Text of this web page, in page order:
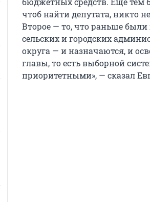
чтоб найти депутата, никто
Второе — то, что раньше
сельских и городских
округа — и назначаются, и
главы, то есть выборной
приоритетными», — сказал